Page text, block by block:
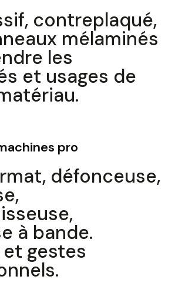
contreplaqué,
mélaminés
les
et usages de
pro
défonceuse,
à bande.
gestes